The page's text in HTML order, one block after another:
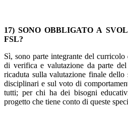
17) SONO OBBLIGATO A
FSL?
Sì, sono parte integrante del
di verifica e valutazione da parte
ricaduta sulla valutazione finale dello
disciplinari e sul voto di
tutti; per chi ha dei bisogni
progetto che tiene conto di queste